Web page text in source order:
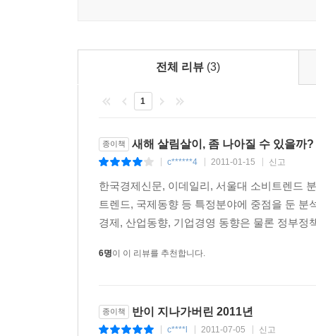
· 전기자동차와 소형자동차 비중이 커지는 자동차
· 조선산업, 중국에 빼앗긴 세계 1위 자리를 되찾을
· ‘코리아 프리미엄’이 있는 국내 석유화학산업의
· 글로벌 저성장 기조 속 기업의 경쟁전략은?
· 환율과 금리의 불안정성 확대에 어떻게 대응할 것
· 소셜미디어 확산에 대한 기업 대응 및 활용 방안
· IT빅뱅이 인사관리 방식에 미칠 영향은?
· 친서민정책은 어떻게 구체화될까?
· 뜨거운 감자, 교육문제와 중고령 인력 고용안정
· 대?중소기업 및 노사관계에서 협력과 상생의 가
전체 리뷰 (3)
1
종이책 새해 살림살이, 좀 나아질 수 있을까?
c******4 2011-01-15 신고
한국경제신문, 이데일리, 서울대 소비트렌드
트렌드, 국제동향 등 특정분야에 중점을 둔
경제, 산업동향, 기업경영 동향은 물론 정부
6명이 이 리뷰를 추천합니다.
종이책 반이 지나가버린 2011년
c****l 2011-07-05 신고